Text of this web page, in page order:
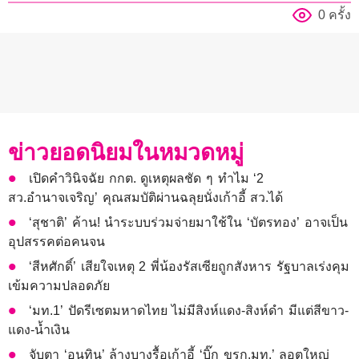
0 ครั้ง
ข่าวยอดนิยมในหมวดหมู่
เปิดคำวินิจฉัย กกต. ดูเหตุผลชัด ๆ ทำไม ‘2
สว.อำนาจเจริญ’ คุณสมบัติผ่านฉลุยนั่งเก้าอี้ สว.ได้
‘สุชาติ’ ค้าน! นำระบบร่วมจ่ายมาใช้ใน ‘บัตรทอง’ อาจเป็น
อุปสรรคต่อคนจน
‘สีหศักดิ์’ เสียใจเหตุ 2 พี่น้องรัสเซียถูกสังหาร รัฐบาลเร่งคุม
เข้มความปลอดภัย
‘มท.1’ ปัดรีเซตมหาดไทย ไม่มีสิงห์แดง-สิงห์ดำ มีแต่สีขาว-
แดง-น้ำเงิน
จับตา ‘อนุทิน’ ล้างบางรื้อเก้าอี้ ‘บิ๊ก ขรก.มท.’ ลอตใหญ่